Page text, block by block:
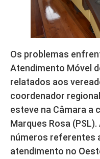
Os problemas
Atendimento Móvel
relatados aos
coordenador
esteve na Câmara a
Marques Rosa
números referentes
atendimento no